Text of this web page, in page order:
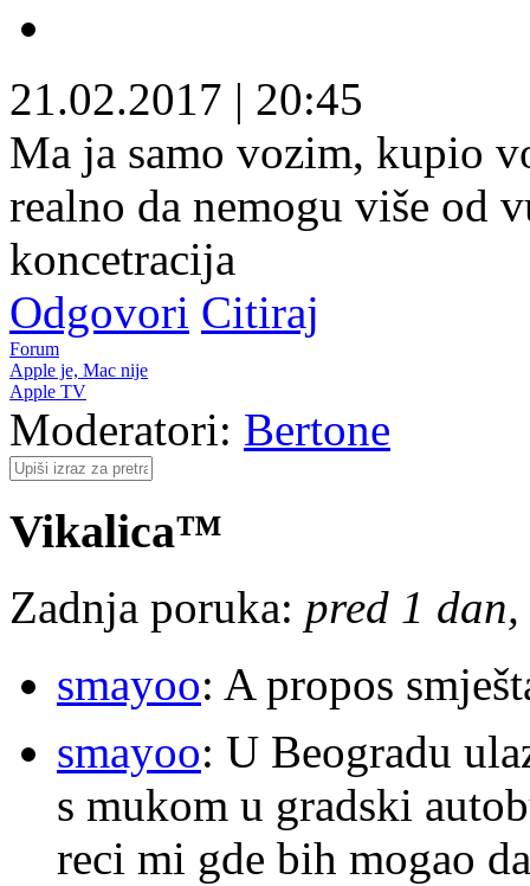
21.02.2017 | 20:45
Ma ja samo vozim, kupio
realno da nemogu više od
koncetracija
Odgovori Citiraj
Forum
Apple je, Mac nije
Apple TV
Moderatori: Bertone
Vikalica™
Zadnja poruka: pred 1
smayoo: A propos
smayoo: U Beogradu
s mukom u gradski
reci mi gde bih mogao